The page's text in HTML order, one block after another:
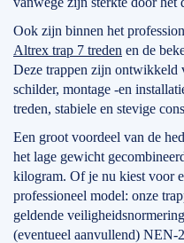
Ook zijn binnen het
Altrex trap 7 treden en de
Deze trappen zijn ontwikkeld
schilder, montage -en
treden, stabiele en stevige
Een groot voordeel van de
het lage gewicht
kilogram. Of je nu kiest voor
professioneel model: onze
geldende
(eventueel aanvullend)